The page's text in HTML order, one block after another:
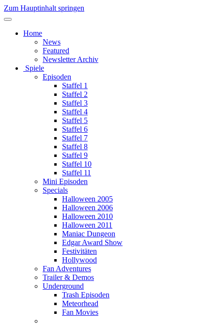
Zum Hauptinhalt springen
Home
News
Featured
Newsletter Archiv
Spiele
Episoden
Staffel 1
Staffel 2
Staffel 3
Staffel 4
Staffel 5
Staffel 6
Staffel 7
Staffel 8
Staffel 9
Staffel 10
Staffel 11
Mini Episoden
Specials
Halloween 2005
Halloween 2006
Halloween 2010
Halloween 2011
Maniac Dungeon
Edgar Award Show
Festivitäten
Hollywood
Fan Adventures
Trailer & Demos
Underground
Trash Episoden
Meteorhead
Fan Movies